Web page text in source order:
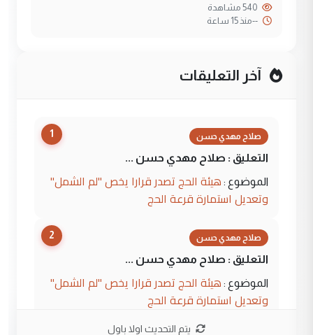
--منذ 15 ساعة
آخر التعليقات
1 صلاح مهدي حسن
التعليق : صلاح مهدي حسن ...
الموضوع : هيئة الحج تصدر قرارا يخص "لم الشمل"
وتعديل استمارة قرعة الحج
2 صلاح مهدي حسن
التعليق : صلاح مهدي حسن ...
الموضوع : هيئة الحج تصدر قرارا يخص "لم الشمل"
وتعديل استمارة قرعة الحج
يتم التحديث اولا باول